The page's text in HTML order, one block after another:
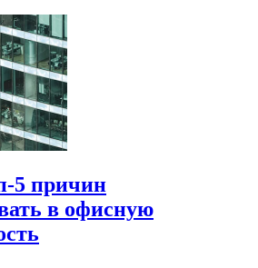
5 причин
в офисную